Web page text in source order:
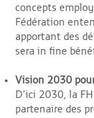
concepts
Fédération
apportant des
sera in fine
Vision 2030
D’ici 2030, la
partenaire des